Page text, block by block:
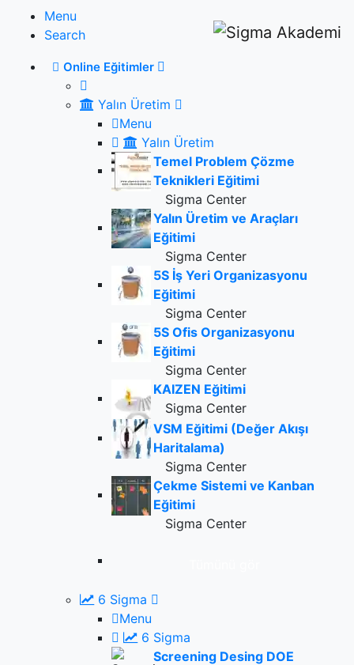
Menu
Search
Online Eğitimler
Yalın Üretim
Menu
Yalın Üretim
Temel Problem Çözme
Teknikleri Eğitimi
Sigma Center
Yalın Üretim ve Araçları
Eğitimi
Sigma Center
5S İş Yeri Organizasyonu
Eğitimi
Sigma Center
5S Ofis Organizasyonu
Eğitimi
Sigma Center
KAIZEN Eğitimi
Sigma Center
VSM Eğitimi (Değer Akışı
Haritalama)
Sigma Center
Çekme Sistemi ve Kanban
Eğitimi
Sigma Center
6 Sigma
Menu
6 Sigma
Screening Desing DOE